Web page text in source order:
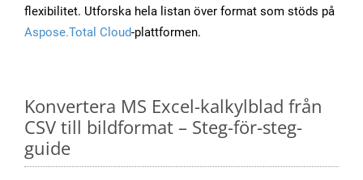
flexibilitet. Utforska hela listan över format som stöds på
Aspose.Total Cloud-plattformen.
Konvertera MS Excel-kalkylblad från
CSV till bildformat – Steg-för-steg-
guide